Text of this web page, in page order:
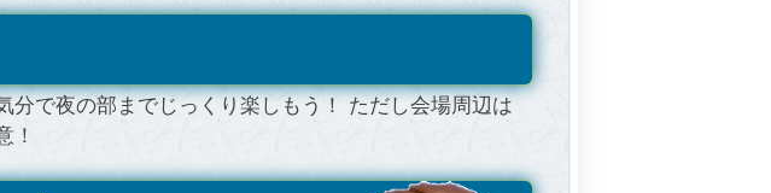
で夜の部までじっくり楽しもう！ ただし会場周辺は
！